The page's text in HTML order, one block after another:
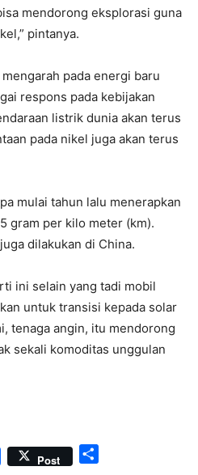
mendorong eksplorasi guna
pintanya.
pada energi baru
respons pada kebijakan
listrik dunia akan terus
pada nikel juga akan terus
mulai tahun lalu menerapkan
gram per kilo meter (km).
dilakukan di China.
ini selain yang tadi mobil
untuk transisi kepada solar
tenaga angin, itu mendorong
sekali komoditas unggulan
Post